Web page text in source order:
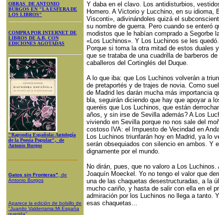
OBRAS DE ANTONIO
BURGOS EN "LA ESFERA DE
LOS LIBROS"
COMPRA POR INTERNET DE
LIBROS DE A.B. CON
EDICIONES AGOTADAS
"Rapsodia Española: Antología
de la Poesía Popular", de
Antonio Burgos
Gatos sin Fronteras" , de
Antonio Burgos
Aparece la edición de bolsillo de
"Juanito Valderrama:Mi España
querida"
Y daba en el clavo. Los antidisturbios,
Homero. A Victorio y Lucchino, en su idioma,
Visconti», adivinándoles quizá el
su nombre de guerra. Pero cuando se enteró
modistos que le habían comprado a Segorbe
«Los Luchinos». Y Los Luchinos se les
Porque si toma la otra mitad de estos duales
que se trataba de una cuadrilla de barberos
caballeros del Cortinglés del Duque.
A lo que iba: que Los Luchinos volverán a
de pretaportés y de trajes de novia. Como
de Madrid les darán mucha más importancia
bla, seguirán diciendo que hay que apoyar a
queréis que Los Luchinos, que están
años, y sin irse de Sevilla además? A Los
viviendo en Sevilla porque no nos sale del
costoso IVA: el Impuesto de Vecindad en
Los Luchinos triunfarán hoy en Madrid, ya lo
serán obsequiados con silencio en ambos. Y
dignamente por el mundo.
No dirán, pues, que no valoro a Los
Joaquín Moeckel. Yo no tengo el valor que
una de las chaquetas desestructuradas, a la
mucho cariño, y hasta de salir con ella en el
admiración por los Luchinos no llega a tanto.
esas chaquetas...